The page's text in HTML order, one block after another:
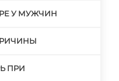
У МУЖЧИН
ПРИ